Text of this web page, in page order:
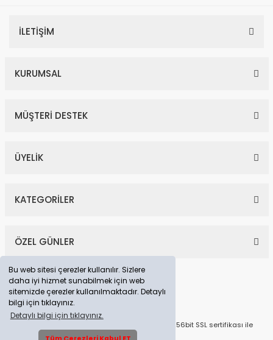
Bu web sitesi çerezler kullanılır. Sizlere
daha iyi hizmet sunabilmek için web
sitemizde çerezler kullanılmaktadır. Detaylı
bilgi için tıklayınız.
Detaylı bilgi için tıklayınız.
İLETİŞİM
KURUMSAL
MÜŞTERİ DESTEK
ÜYELİK
KATEGORİLER
ÖZEL GÜNLER
© Tüm Hakları Saklıdır. Kredi kartı bilgileriniz 256bit SSL sertifikası ile
korunmaktadır.